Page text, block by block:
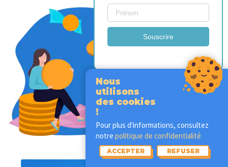
Souscrire
Nous
utilisons
des cookies
!
Pour plus d'informations, consultez
notre politique de confidentialité
ACCEPTER REFUSER